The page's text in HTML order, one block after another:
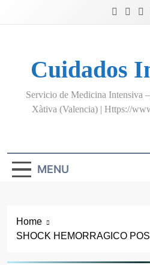
Cuidados
Servicio de Medicina Intensiva
Xàtiva (Valencia) | Https://
MENU
Home
SHOCK HEMORRAGICO